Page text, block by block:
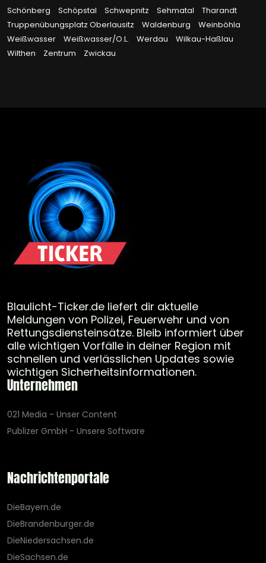
Schönberg
Schöpstal Schwepnitz Sehmatal
Tharandt
Truppenübungsplatz Oberlausitz
Waldenburg
Weinböhla
Weißwasser
Weißwasser/O.L. Werdau
Wilkau-Haßlau
Wilthen
Zentrum Zwickau
Blaulicht-Ticker.de liefert dir aktuelle
Meldungen von Polizei, Feuerwehr und von
Rettungsdiensteinsätze. Bleib informiert über
alle wichtigen Vorfälle in deiner Region mit
schnellen und verlässlichen Updates sowie
wichtigen Sicherheitsinformationen.
Unternehmen
021 Media - Unser Content
Publizer GmbH - Unsere Software
Nachrichtenportale
DieBayern.de
DieBrandenburger.de
DieNiedersachsen.de
DieSachsen.de